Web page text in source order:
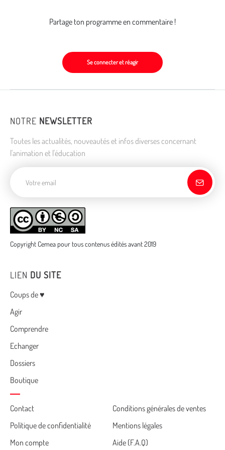
Partage ton programme en commentaire !
Se connecter et réagir
NOTRE NEWSLETTER
Toutes les actualités, nouveautés et infos diverses concernant
l'animation et l'éducation
Copyright Cemea pour tous contenus édités avant 2019
LIEN DU SITE
Menu
Coups de ♥
Agir
Comprendre
Echanger
Dossiers
Boutique
Cemea
footer
Contact
Conditions générales de ventes
Politique de confidentialité
Mentions légales
Mon compte
Aide (F.A.Q)